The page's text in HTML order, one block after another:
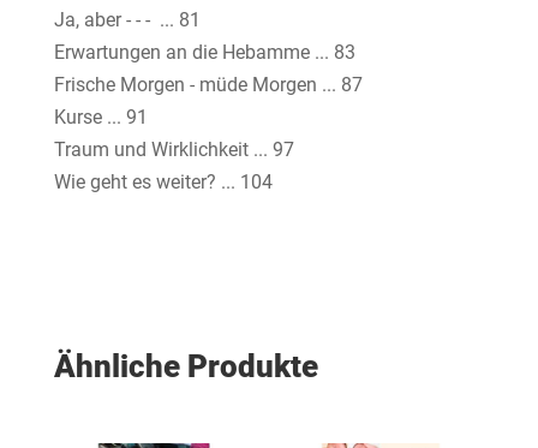
Ja, aber - - - ... 81
Erwartungen an die Hebamme ... 83
Frische Morgen - müde Morgen ... 87
Kurse ... 91
Traum und Wirklichkeit ... 97
Wie geht es weiter? ... 104
Ähnliche Produkte